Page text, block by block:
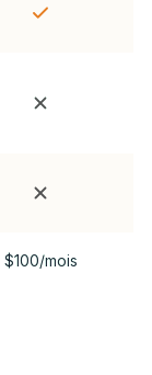
$100/mois